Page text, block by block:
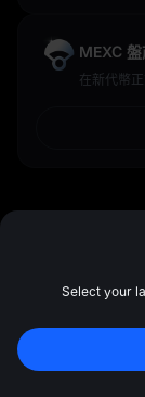
MEXC
在新代幣
供保障，讓您安
Select your